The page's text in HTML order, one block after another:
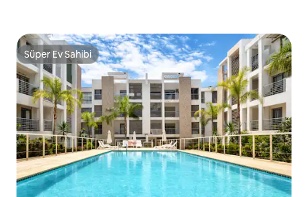
Süper Ev Sahibi
Süper Ev Sahibi